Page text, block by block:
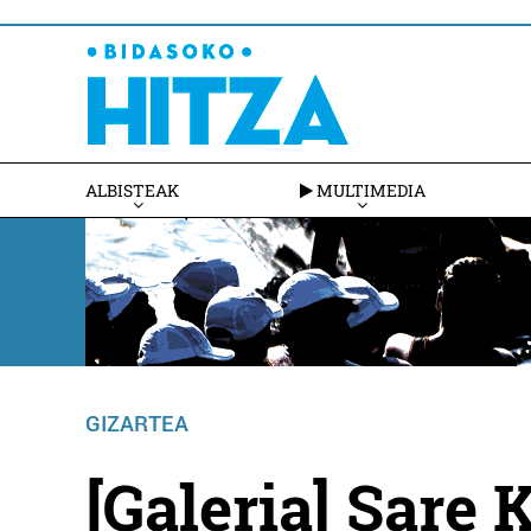
ALBISTEAK MULTIMEDIA
GIZARTEA
[Galeria] Sare